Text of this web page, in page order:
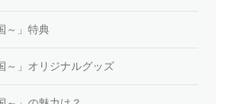
～」特典
～」オリジナルグッズ